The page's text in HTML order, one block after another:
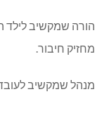
הורה שמקשיב לילד
מחזיק חיבור.
מנהל שמקשיב